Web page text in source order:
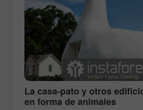
La casa-pato y otros
en forma de animales